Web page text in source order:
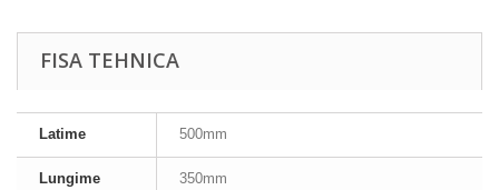
FISA TEHNICA
Latime 500mm
Lungime 350mm